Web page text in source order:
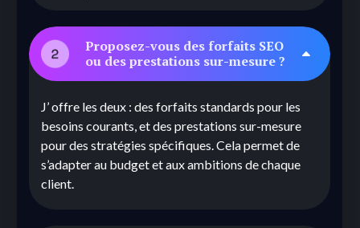
Le prix dépend principalement de la taille du site,
de la concurrence sur les mots-clés ciblés, et des
objectifs fixés. Une analyse approfondie est
projet SEO est unique, donc personnalisé.
Proposez-vous des forfaits SEO
ou des prestations sur-mesure ?
B
J’ offre les deux : des forfaits standards pour les
besoins courants, et des prestations sur-mesure
pour des stratégies spécifiques. Cela permet de
s’adapter au budget et aux ambitions de chaque
client.